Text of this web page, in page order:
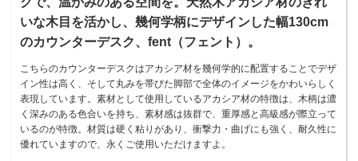
いな木目を活かし、幾何学柄にデザインした幅130cm
のカウンターデスク、fent（フェント）。
こちらのカウンターデスクはアカシア材を幾何学的に配置することでデザ
イン性は高く、そして丸みを帯びた脚部で全体のイメージをかわいらしく
表現しています。素材として使用しているアカシア材の特徴は、木柄は濃
く深みのある色合いを持ち、素材感は抜群で、重厚感と高級感が際立って
いるのが特徴。材質は硬く粘りがあり、衝撃力・曲げにも強く、耐久性に
優れていますので、永くご使用いただけますよ。